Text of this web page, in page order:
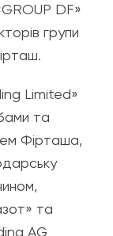
DF»
групи
Limited»
та
Фірташа,
та
AG